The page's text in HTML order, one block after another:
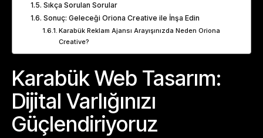
Sıkça Sorulan Sorular
Sonuç: Geleceği Oriona Creative ile İnşa Edin
Karabük Reklam Ajansı Arayışınızda Neden Oriona
Creative?
Karabük Web Tasarım:
Dijital Varlığınızı
Güçlendiriyoruz